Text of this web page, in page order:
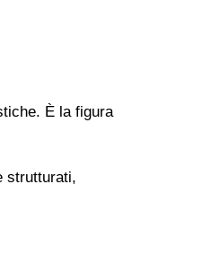
È la figura
strutturati,